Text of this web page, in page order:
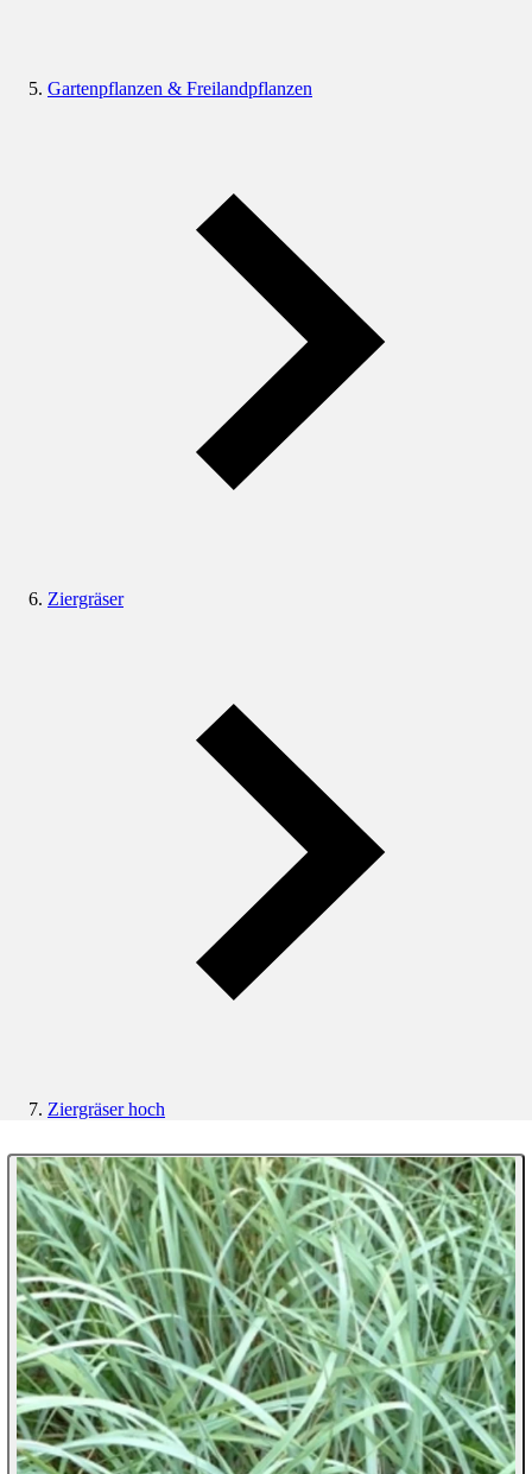
Gartenpflanzen & Freilandpflanzen
Ziergräser
Ziergräser hoch